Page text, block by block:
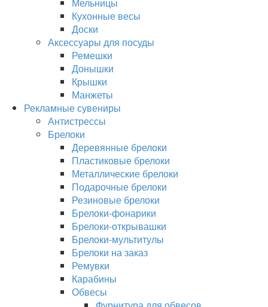
Кухонные весы
Доски
Аксессуары для посуды
Ремешки
Донышки
Крышки
Манжеты
Рекламные сувениры
Антистрессы
Брелоки
Деревянные брелоки
Пластиковые брелоки
Металлические брелоки
Подарочные брелоки
Резиновые брелоки
Брелоки-фонарики
Брелоки-открывашки
Брелоки-мультитулы
Брелоки на заказ
Ремувки
Карабины
Обвесы